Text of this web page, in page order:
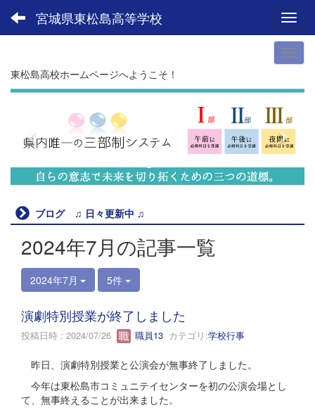
宮城県東松島高等学校
東松島高校ホームページへようこそ！
p
e
u
n
e
x
t
ブログ ♫ 日々更新中 ♫
2024年7月の記事一覧
2024年7月 5件
演劇特別授業が終了しました
投稿日時 : 2024/07/26 職員13 カテゴリ:学校行事
昨日、演劇特別授業と公演会が無事終了しました。
今年は東松島市コミュニテイセンターを初の公演会場とし
て、無事終えることが出来ました。